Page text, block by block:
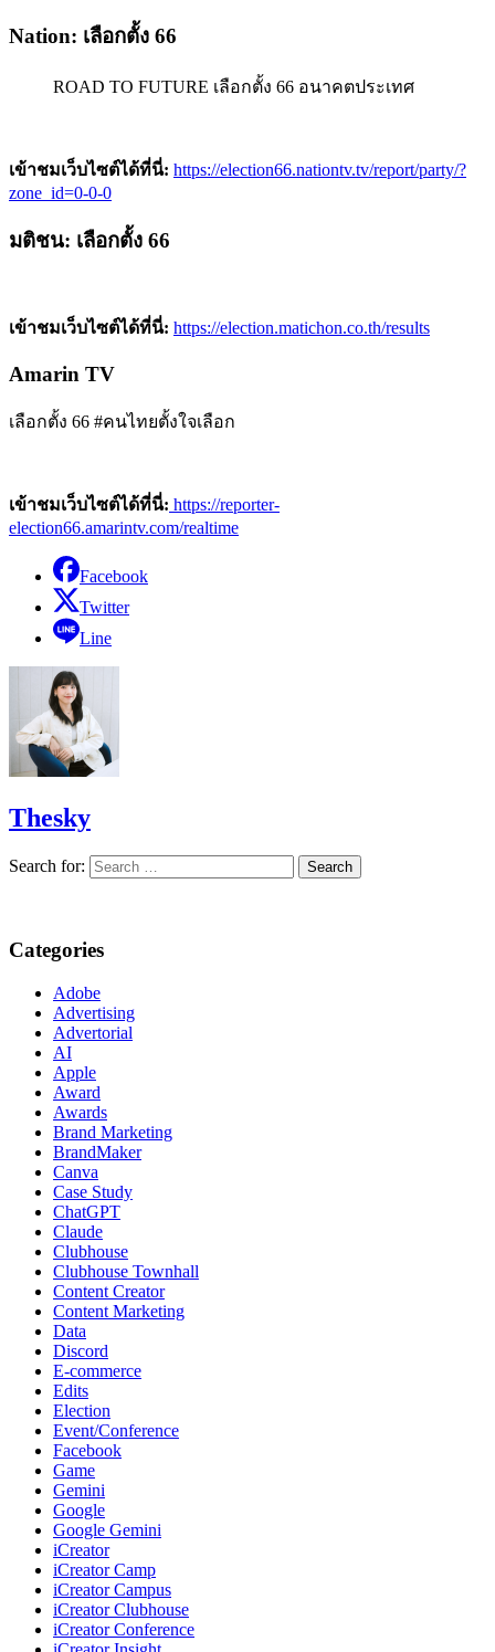
Nation: เลือกตั้ง 66
ROAD TO FUTURE เลือกตั้ง 66 อนาคตประเทศ
เข้าชมเว็บไซต์ได้ที่นี่: https://election66.nationtv.tv/report/party/?
zone_id=0-0-0
มติชน: เลือกตั้ง 66
เข้าชมเว็บไซต์ได้ที่นี่: https://election.matichon.co.th/results
Amarin TV
เลือกตั้ง 66 #คนไทยตั้งใจเลือก
เข้าชมเว็บไซต์ได้ที่นี่: https://reporter-
election66.amarintv.com/realtime
Facebook
Twitter
Line
Thesky
Search for:
Categories
Adobe
Advertising
Advertorial
AI
Apple
Award
Awards
Brand Marketing
BrandMaker
Canva
Case Study
ChatGPT
Claude
Clubhouse
Clubhouse Townhall
Content Creator
Content Marketing
Data
Discord
E-commerce
Edits
Election
Event/Conference
Facebook
Game
Gemini
Google
Google Gemini
iCreator
iCreator Camp
iCreator Campus
iCreator Clubhouse
iCreator Conference